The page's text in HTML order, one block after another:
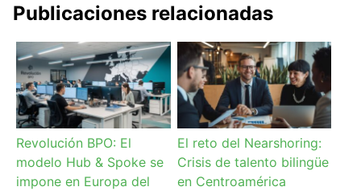
Publicaciones relacionadas
Revolución BPO: El
modelo Hub & Spoke se
impone en Europa del
El reto del Nearshoring:
Crisis de talento bilingüe
en Centroamérica